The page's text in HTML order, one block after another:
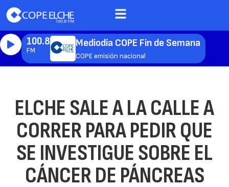
100.8
FM
Mediodía COPE Fin de Semana
COPE emisión nacional
ELCHE SALE A LA CALLE A
CORRER PARA PEDIR QUE
SE INVESTIGUE SOBRE EL
CÁNCER DE PÁNCREAS